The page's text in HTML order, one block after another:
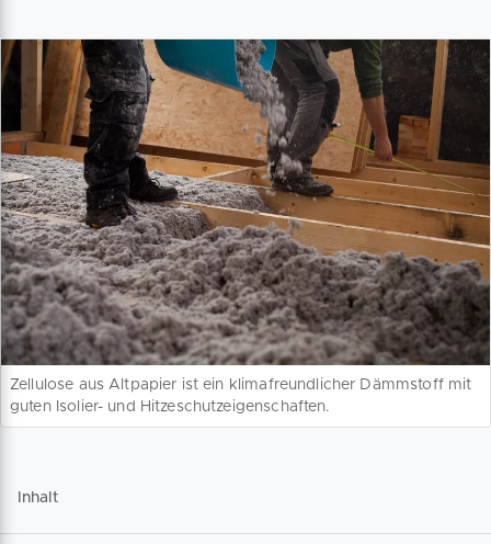
Zellulose aus Altpapier ist ein klimafreundlicher Dämmstoff mit
guten Isolier- und Hitzeschutzeigenschaften.
Inhalt